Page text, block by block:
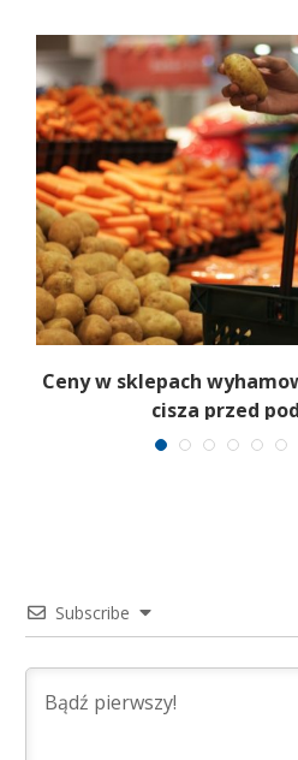
Ceny w sklepach
cisza przed
Subscribe